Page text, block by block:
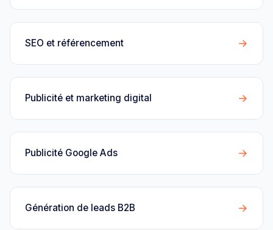
SEO et référencement →
Publicité et marketing digital →
Publicité Google Ads →
Génération de leads B2B →